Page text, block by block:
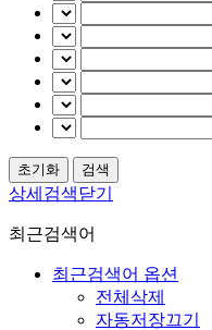
상세검색닫기
최근검색어
최근검색어 옵션
전체삭제
자동저장끄기